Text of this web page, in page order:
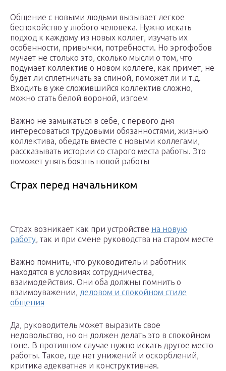
Общение с новыми людьми вызывает легкое
беспокойство у любого человека. Нужно искать
подход к каждому из новых коллег, изучать их
особенности, привычки, потребности. Но эргофобов
мучает не столько это, сколько мысли о том, что
подумает коллектив о новом коллеге, как примет, не
будет ли сплетничать за спиной, поможет ли и т.д.
Входить в уже сложившийся коллектив сложно,
можно стать белой вороной, изгоем
Важно не замыкаться в себе, с первого дня
интересоваться трудовыми обязанностями, жизнью
коллектива, обедать вместе с новыми коллегами,
рассказывать истории со старого места работы. Это
поможет унять боязнь новой работы
Страх перед начальником
Страх возникает как при устройстве на новую
работу, так и при смене руководства на старом месте
Важно помнить, что руководитель и работник
находятся в условиях сотрудничества,
взаимодействия. Они оба должны помнить о
взаимоуважении, деловом и спокойном стиле
общения
Да, руководитель может выразить свое
недовольство, но он должен делать это в спокойном
тоне. В противном случае нужно искать другое место
работы. Такое, где нет унижений и оскорблений,
критика адекватная и конструктивная.